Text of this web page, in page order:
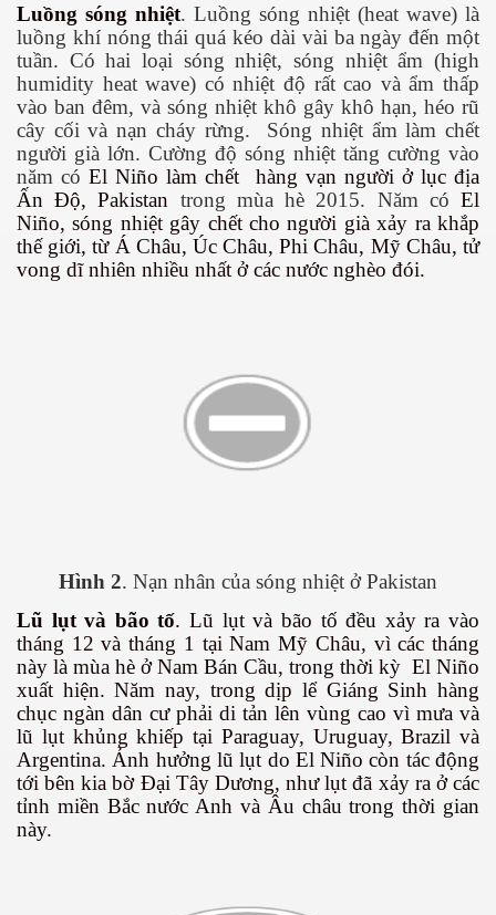
Luồng sóng nhiệt. Luồng sóng nhiệt (heat wave) là
luồng khí nóng thái quá kéo dài vài ba ngày đến một
tuần. Có hai loại sóng nhiệt, sóng nhiệt ẩm (high
humidity heat wave) có nhiệt độ rất cao và ẩm thấp
vào ban đêm, và sóng nhiệt khô gây khô hạn, héo rũ
cây cối và nạn cháy rừng.
Sóng nhiệt ẩm làm chết
người già lớn. Cường độ sóng nhiệt tăng cường vào
năm cóEl Niño làm chết
hàng vạn người ở lục địa
Ấn Độ, Pakistan trong mùa hè 2015. Năm cóEl
Niño, sóng nhiệt gây chết cho người già xảy ra khắp
thế giới, từ Á Châu, Úc Châu, Phi Châu, Mỹ Châu, tử
vong dĩ nhiên nhiều nhất ở các nước nghèo đói.
Hình 2. Nạn nhân của sóng nhiệt ở Pakistan
Lũ lụt và bão tố. Lũ lụt và bão tố đều xảy ra vào
tháng 12 và tháng 1 tại Nam Mỹ Châu, vì các tháng
này là mùa hè ở Nam Bán Cầu, trong thời kỳ El Niño
xuất hiện. Năm nay, trong dịp lể Giáng Sinh hàng
chục ngàn dân cư phải di tản lên vùng cao vì mưa và
lũ lụt khủng khiếp tại Paraguay, Uruguay, Brazil và
Argentina. Ảnh hưởng lũ lụt do El Niño còn tác động
tới bên kia bờ Đại Tây Dương, như lụt đã xảy ra ở các
tỉnh miền Bắc nước Anh và Âu châu trong thời gian
này.
nay